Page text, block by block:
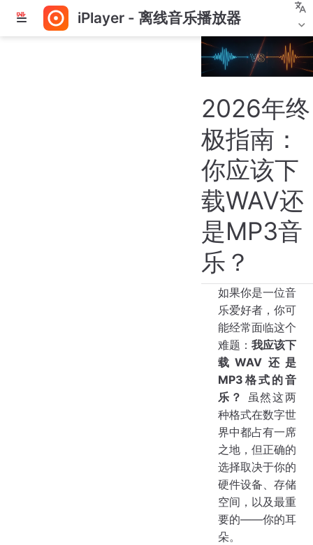
跳
iPlayer - 离线音乐播放器
2026年终
极指南：
你应该下
载WAV还
是MP3音
乐？
如果你是一位音
乐爱好者，你可
能经常面临这个
难题： 我应该下
载WAV还是
MP3格式的音
乐？ 虽然这两
种格式在数字世
界中都占有一席
之地，但正确的
选择取决于你的
硬件设备、存储
空间，以及最重
要的——你的耳
朵。